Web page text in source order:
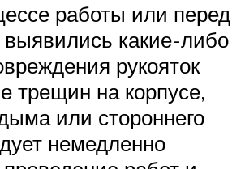
работы или перед
какие-либо
рукояток
трещин на корпусе,
или стороннего
немедленно